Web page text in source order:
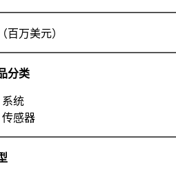
百万美元）
分类
系统
传感器